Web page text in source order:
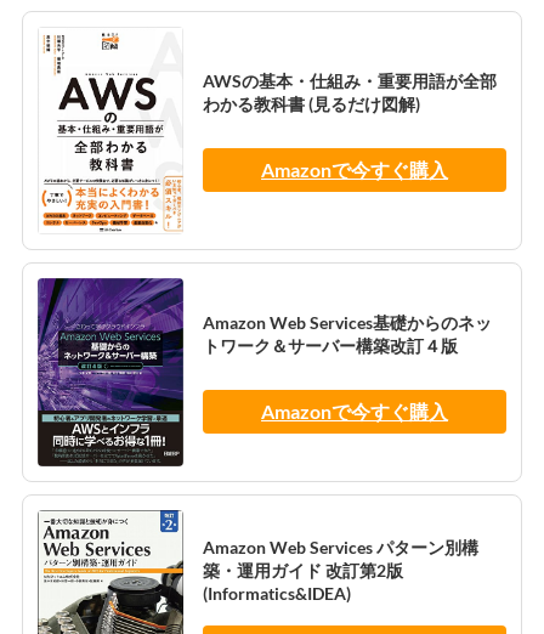
AWSの基本・仕組み・重要用語が全部
わかる教科書 (見るだけ図解)
Amazonで今すぐ購入
Amazon Web Services基礎からのネッ
トワーク＆サーバー構築改訂４版
Amazonで今すぐ購入
Amazon Web Services パターン別構
築・運用ガイド 改訂第2版
(Informatics&IDEA)